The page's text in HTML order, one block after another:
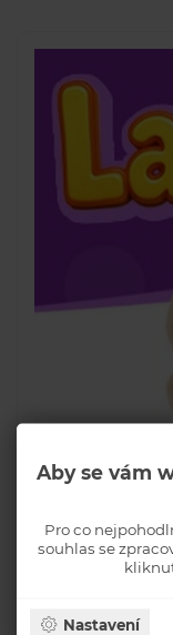
Aby se vám
Pro co
souhlas se
Nastavení